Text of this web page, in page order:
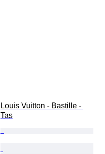
Louis Vuitton - Bastille -
Tas